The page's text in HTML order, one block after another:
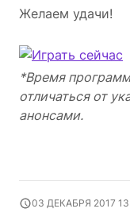
Желаем удачи!
*Время
отличаться от
анонсами.
03 ДЕКАБРЯ 2017